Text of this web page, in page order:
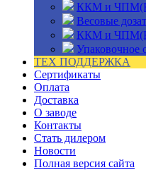
ККМ и
Весовые
ККМ и
Упаковочное
ТЕХ ПОДДЕРЖКА
Сертификаты
Оплата
Доставка
О заводе
Контакты
Стать дилером
Новости
Полная версия сайта